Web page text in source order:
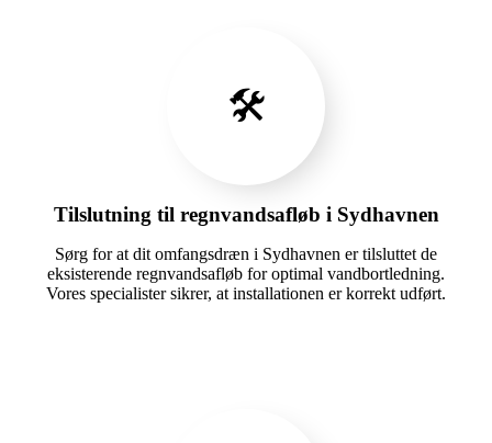
🛠️
Tilslutning til regnvandsafløb i Sydhavnen
Sørg for at dit omfangsdræn i Sydhavnen er tilsluttet de
eksisterende regnvandsafløb for optimal vandbortledning.
Vores specialister sikrer, at installationen er korrekt udført.